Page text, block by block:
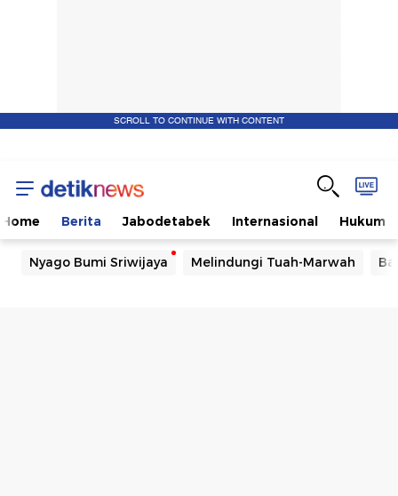
SCROLL TO CONTINUE WITH CONTENT
Home Berita Jabodetabek Internasional Hukum
Nyago Bumi Sriwijaya Melindungi Tuah-Marwah